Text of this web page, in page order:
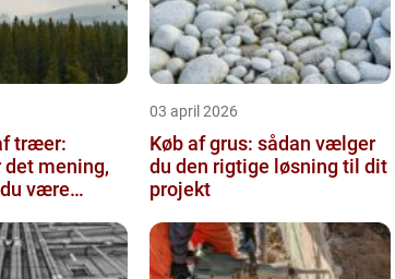
træer:
det mening,
være
03 april 2026
Køb af grus: sådan vælger
du den rigtige løsning til dit
projekt